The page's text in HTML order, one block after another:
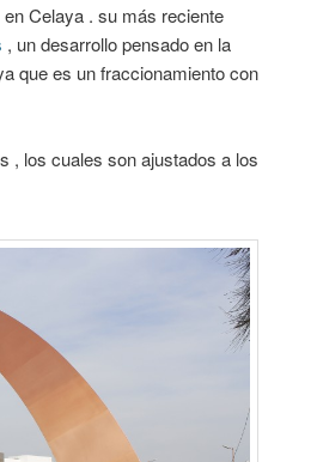
Celaya . su más reciente
, un desarrollo pensado en la
que es un fraccionamiento con
, los cuales son ajustados a los